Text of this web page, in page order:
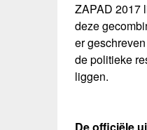
ZAPAD 2017
deze
er
de politieke
liggen.